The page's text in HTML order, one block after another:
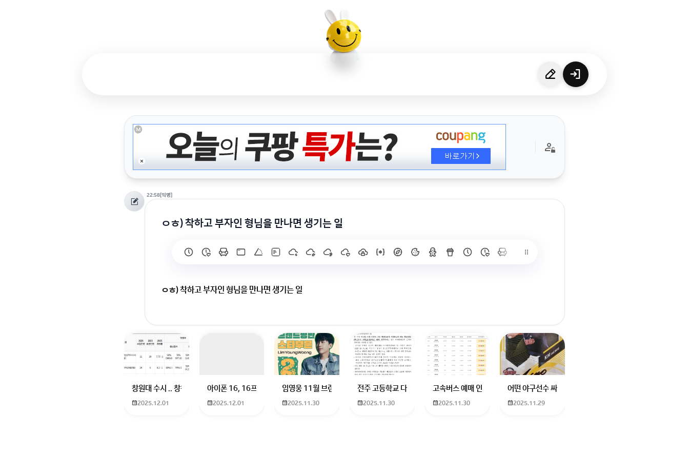
22:58[익명]
ㅇㅎ) 착하고 부자인 형님을 만나면 생기는 일
ㅇㅎ) 착하고 부자인 형님을 만나면 생기는 일
창원대 수시 .. 창원대를 목표로 하고 있는 09년생입니다 지금 제 내신이 5등급제 기준으로
2025.12.01
아이폰 16, 16프로 케이스 호환 가능한가요? 16을 쓰고 있는데 일반형은 케이스가 많이 없고 프로형은 많아서
2025.12.01
임영웅 11월 브랜드평판 순위 알고싶어요 임영웅 11월 브랜드평판에서 스타부문에서의 임영웅 순위 알고싶어요
2025.11.30
전주 고등학교 다자녀 제가 2027학년도 고등학교 입학생인데요 지망하는 학교가 전주 한일고인데 1. 다자녀
2025.11.30
고속버스 예매 인천공항에서 대전으로 가는 버스를 이용하려하는데 버스 노선이 인천
2025.11.30
어떤 야구선수 싸인일까요? 제가 옛날에 롯데 자이언츠 선수
2025.11.29